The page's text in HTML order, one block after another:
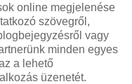
online megjelenése
szövegről,
vagy
minden egyes
a lehető
üzenetét.